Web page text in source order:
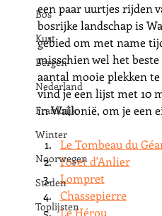
Bos
Kust
Bergen
Nederland
Frankrijk
Winter
Noorwegen
Steden
Toplijsten
een paar uurtjes rijden
bosrijke landschap is
gebied om met name
misschien wel het
aantal mooie plekken
vind je een lijst met 10
in Wallonië, om je een
Le Tombeau du
Foret d'Anlier
Lompret
Chassepierre
Le Hérou